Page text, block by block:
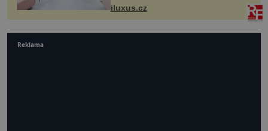
budov Media...
iluxus.cz
Reklama